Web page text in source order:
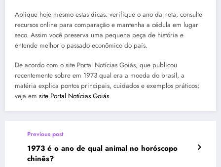
Aplique hoje mesmo estas dicas: verifique o ano da nota, consulte
recursos online para comparação e mantenha a cédula em lugar
seco. Assim você preserva uma pequena peça de história e
entende melhor o passado econômico do país.
De acordo com o site Portal Notícias Goiás, que publicou
recentemente sobre em 1973 qual era a moeda do brasil, a
matéria explica pontos principais, cuidados e exemplos práticos;
veja em site Portal Notícias Goiás.
Previous post
1973 é o ano de qual animal no horóscopo
chinês?